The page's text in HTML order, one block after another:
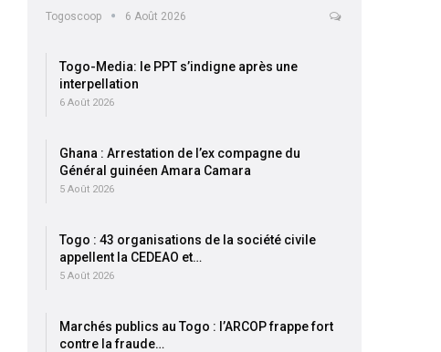
Togoscoop 6 Août 2026
Togo-Media: le PPT s’indigne après une
interpellation
6 Août 2026
Ghana : Arrestation de l’ex compagne du
Général guinéen Amara Camara
5 Août 2026
Togo : 43 organisations de la société civile
appellent la CEDEAO et…
5 Août 2026
Marchés publics au Togo : l’ARCOP frappe fort
contre la fraude…